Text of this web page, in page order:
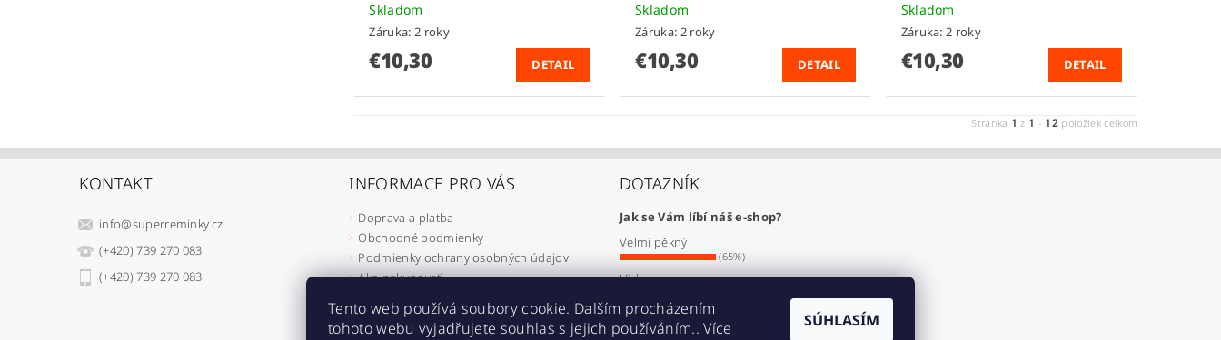
Skladom
Záruka: 2 roky
€10,30 DETAIL
Skladom
Záruka: 2 roky
€10,30 DETAIL
Skladom
Záruka: 2 roky
€10,30 DETAIL
Stránka 1 z 1 - 12 položiek celkom
KONTAKT
info@superreminky.cz
(+420) 739 270 083
(+420) 739 270 083
INFORMACE PRO VÁS
Doprava a platba
Obchodné podmienky
Podmienky ochrany osobných údajov
Ako nakupovať
Ako odstúpiť od zmluvy
DOTAZNÍK
Jak se Vám líbí náš e-shop?
Velmi pěkný
(65%)
Ujde to
Nelíbí se mi
(18%)
Tento web používá soubory cookie. Dalším procházením
tohoto webu vyjadřujete souhlas s jejich používáním.. Více
SÚHLASÍM